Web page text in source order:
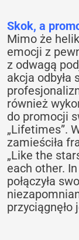
Skok, a
Mimo że
emocji z
z odwagą
akcja odbyła
również
do promocji
„Lifetimes”.
zamieściła
„Like the
each other.
połączyła